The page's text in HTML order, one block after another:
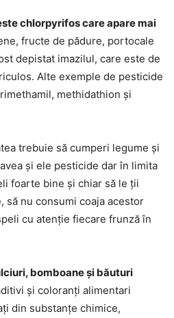
chlorpyrifos care apare mai
fructe de pădure, portocale
depistat imazilul, care este de
Alte exemple de pesticide
methidathion și
trebuie să cumperi legume și
și ele pesticide dar în limita
foarte bine și chiar să le ții
să nu consumi coaja acestor
cu atenție fiecare frunză în
bomboane și băuturi
și coloranți alimentari
din substanțe chimice,